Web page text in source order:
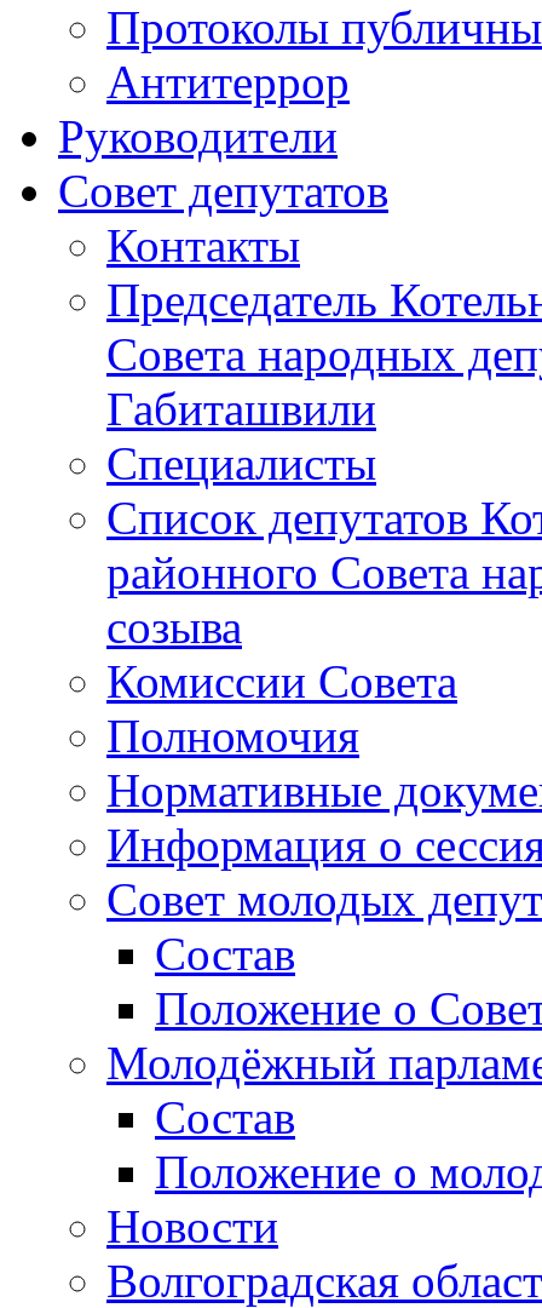
Протоколы
Антитеррор
Руководители
Совет депутатов
Контакты
Председатель
Совета народных
Габиташвили
Специалисты
Список депутатов
районного Совета
созыва
Комиссии Совета
Полномочия
Нормативные
Информация о
Совет молодых
Состав
Положение о
Молодёжный
Состав
Положение о
Новости
Волгоградская